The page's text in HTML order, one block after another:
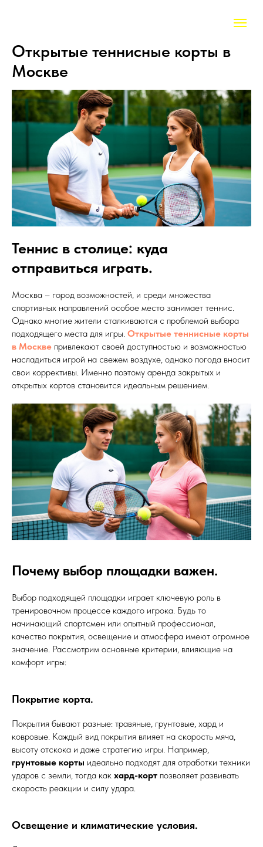
Открытые теннисные корты в
Москве
Теннис в столице: куда
отправиться играть.
Москва – город возможностей, и среди множества
спортивных направлений особое место занимает теннис.
Однако многие жители сталкиваются с проблемой выбора
подходящего места для игры. Открытые теннисные корты
в Москве привлекают своей доступностью и возможностью
насладиться игрой на свежем воздухе, однако погода вносит
свои коррективы. Именно поэтому аренда закрытых и
открытых кортов становится идеальным решением.
Почему выбор площадки важен.
Выбор подходящей площадки играет ключевую роль в
тренировочном процессе каждого игрока. Будь то
начинающий спортсмен или опытный профессионал,
качество покрытия, освещение и атмосфера имеют огромное
значение. Рассмотрим основные критерии, влияющие на
комфорт игры:
Покрытие корта.
Покрытия бывают разные: травяные, грунтовые, хард и
ковровые. Каждый вид покрытия влияет на скорость мяча,
высоту отскока и даже стратегию игры. Например,
грунтовые корты идеально подходят для отработки техники
ударов с земли, тогда как хард-корт позволяет развивать
скорость реакции и силу удара.
Освещение и климатические условия.